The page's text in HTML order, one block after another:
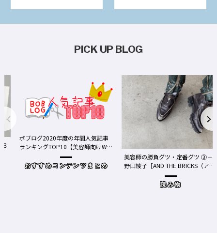
PICK UP BLOG
ブログ2020年度の年間人気記事
ンキングTOP10【美容師向けWe
おすすめコンテンツまとめ
美容師の勝負グツ・定番グツ ③－
野口綾子［AND THE BRICKS（アン
ドザブリックス）／神奈川県鎌倉